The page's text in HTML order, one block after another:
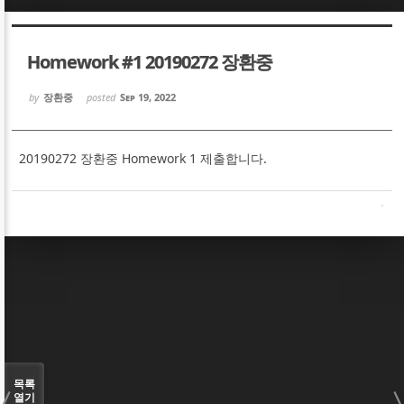
Homework #1 20190272 장환중
by 장환중 posted Sep 19, 2022
20190272 장환중 Homework 1 제출합니다.
목록
열기
Sketchbook5, 스케치북5
Sketchbook5, 스케치북5
Sketchbook5, 스케치북5
Sketchbook5, 스케치북5